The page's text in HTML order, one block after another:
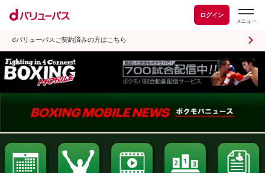
ログイン
dバリューパスご契約済みの方はこちら